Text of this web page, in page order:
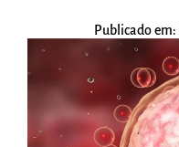
Publicado em: